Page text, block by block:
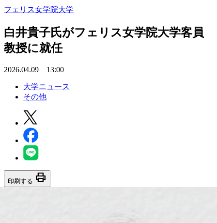
フェリス女学院大学
白井貴子氏がフェリス女学院大学客員
教授に就任
2026.04.09 13:00
大学ニュース
その他
印刷する print